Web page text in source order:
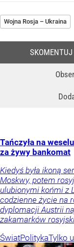
Wojna Rosja – Ukraina
SKOMENTUJ
Tańczyła na
za żywy bankomat
Kiedyś była ikoną
Moskwy, potem
ulubionymi końmi z
codzienne życie na
dyplomacji Austrii
zakamarków
ŚwiatPolitykaTylko